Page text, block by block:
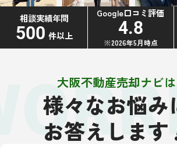
相談実績年間
500 件以上
Google口コミ評価
4.8
※2026年5月時点
大阪不動産売却ナビは
様々なお悩み
お答えします